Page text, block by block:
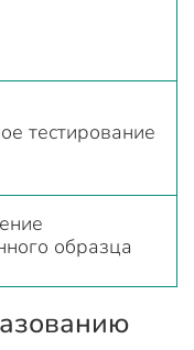
тестирование
образца